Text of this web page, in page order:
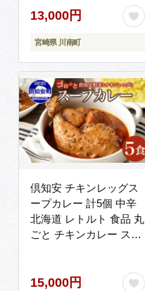
13,000円
宮崎県 川南町
倶知安 チキンレッグス
ープカレー 計5個 中辛
北海道 レトルト 食品 丸
ごと チキンカレー スー
グルメ
15,000円